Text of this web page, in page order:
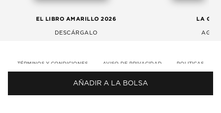
AÑADIR A LA BOLSA
EL LIBRO AMARILLO 2026
DESCÁRGALO
LA
TÉRMINOS Y CONDICIONES AVISO DE PRIVACIDAD POLITICAS